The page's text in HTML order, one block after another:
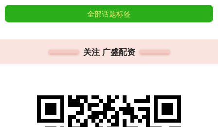
全部话题标签
关注 广盛配资